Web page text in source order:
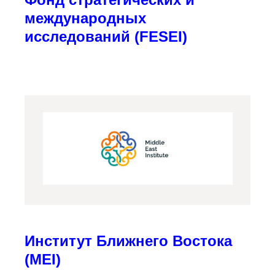
международных
исследований (FESEI)
Институт Ближнего Востока
(MEI)